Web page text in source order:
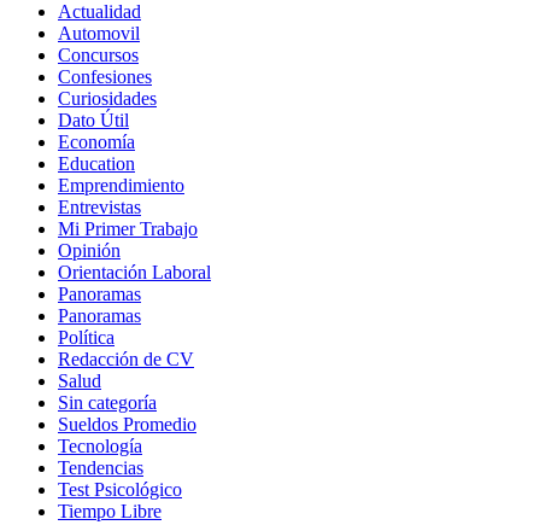
Actualidad
Automovil
Concursos
Confesiones
Curiosidades
Dato Útil
Economía
Education
Emprendimiento
Entrevistas
Mi Primer Trabajo
Opinión
Orientación Laboral
Panoramas
Panoramas
Política
Redacción de CV
Salud
Sin categoría
Sueldos Promedio
Tecnología
Tendencias
Test Psicológico
Tiempo Libre